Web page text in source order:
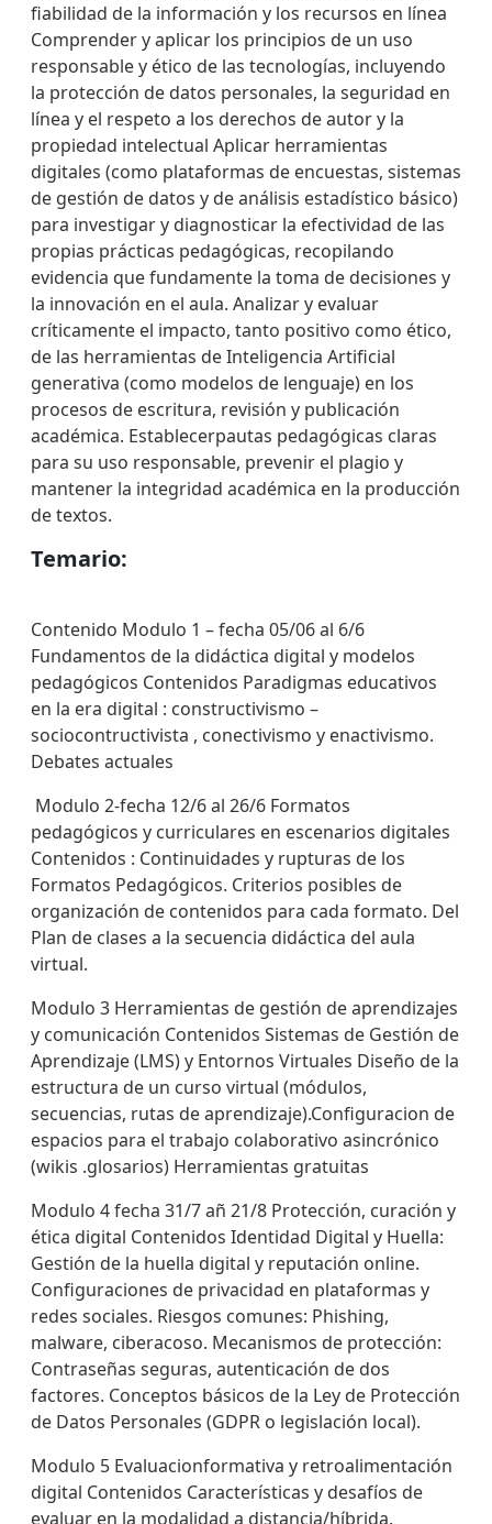
fiabilidad de la información y los recursos en línea
Comprender y aplicar los principios de un uso
responsable y ético de las tecnologías, incluyendo
la protección de datos personales, la seguridad en
línea y el respeto a los derechos de autor y la
propiedad intelectual Aplicar herramientas
digitales (como plataformas de encuestas, sistemas
de gestión de datos y de análisis estadístico básico)
para investigar y diagnosticar la efectividad de las
propias prácticas pedagógicas, recopilando
evidencia que fundamente la toma de decisiones y
la innovación en el aula. Analizar y evaluar
críticamente el impacto, tanto positivo como ético,
de las herramientas de Inteligencia Artificial
generativa (como modelos de lenguaje) en los
procesos de escritura, revisión y publicación
académica. Establecerpautas pedagógicas claras
para su uso responsable, prevenir el plagio y
mantener la integridad académica en la producción
de textos.
Temario:
Contenido Modulo 1 – fecha 05/06 al 6/6
Fundamentos de la didáctica digital y modelos
pedagógicos Contenidos Paradigmas educativos
en la era digital : constructivismo –
sociocontructivista , conectivismo y enactivismo.
Debates actuales
Modulo 2-fecha 12/6 al 26/6 Formatos
pedagógicos y curriculares en escenarios digitales
Contenidos : Continuidades y rupturas de los
Formatos Pedagógicos. Criterios posibles de
organización de contenidos para cada formato. Del
Plan de clases a la secuencia didáctica del aula
virtual.
Modulo 3 Herramientas de gestión de aprendizajes
y comunicación Contenidos Sistemas de Gestión de
Aprendizaje (LMS) y Entornos Virtuales Diseño de la
estructura de un curso virtual (módulos,
secuencias, rutas de aprendizaje).Configuracion de
espacios para el trabajo colaborativo asincrónico
(wikis .glosarios) Herramientas gratuitas
Modulo 4 fecha 31/7 añ 21/8 Protección, curación y
ética digital Contenidos Identidad Digital y Huella:
Gestión de la huella digital y reputación online.
Configuraciones de privacidad en plataformas y
redes sociales. Riesgos comunes: Phishing,
malware, ciberacoso. Mecanismos de protección:
Contraseñas seguras, autenticación de dos
factores. Conceptos básicos de la Ley de Protección
de Datos Personales (GDPR o legislación local).
Modulo 5 Evaluacionformativa y retroalimentación
digital Contenidos Características y desafíos de
evaluar en la modalidad a distancia/híbrida.